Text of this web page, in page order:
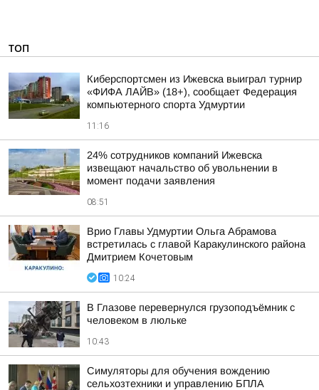
ТОП
Киберспортсмен из Ижевска выиграл турнир
«ФИФА ЛАЙВ» (18+), сообщает Федерация
компьютерного спорта Удмуртии
11:16
24% сотрудников компаний Ижевска
извещают начальство об увольнении в
момент подачи заявления
08:51
Врио Главы Удмуртии Ольга Абрамова
встретилась с главой Каракулинского района
Дмитрием Кочетовым
10:24
В Глазове перевернулся грузоподъёмник с
человеком в люльке
10:43
Симуляторы для обучения вождению
сельхозтехники и управлению БПЛА